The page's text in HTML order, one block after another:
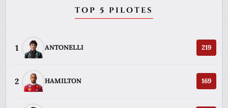
TOP 5 PILOTES
1 ANTONELLI 219
2 HAMILTON 169